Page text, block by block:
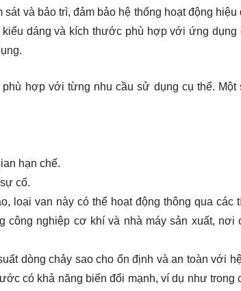
và bảo trì, đảm bảo hệ thống hoạt động hiệu
dáng và kích thước phù hợp với ứng dụng
hợp với từng nhu cầu sử dụng cụ thể. Một
hạn chế.
cố.
loại van này có thể hoạt động thông qua các
công nghiệp cơ khí và nhà máy sản xuất, nơi
dòng chảy sao cho ổn định và an toàn với
có khả năng biến đổi mạnh, ví dụ như trong